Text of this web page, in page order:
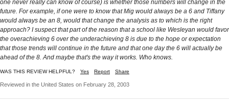
one never really can know of course) is whether those numbers will change in the
future. For example, if one were to know that Mig would always be a 6 and Tiffany
would always be an 8, would that change the analysis as to which is the right
approach? I suspect that part of the reason that a school like Wesleyan would favor
the overachieving 6 over the underachieving 8 is due to the hope or expectation
that those trends will continue in the future and that one day the 6 will actually be
ahead of the 8. And maybe that's the way it works. Who knows.
WAS THIS REVIEW HELPFUL? Yes Report Share
Reviewed in the United States on February 28, 2003